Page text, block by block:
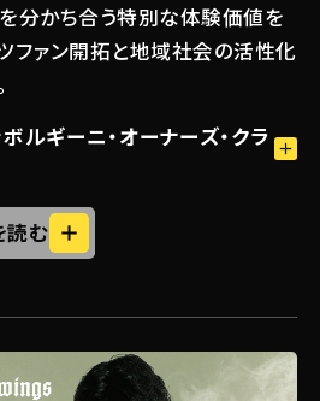
分かち合う特別な体験価値を
ファン開拓と地域社会の活性化
ルギーニ・オーナーズ・クラ
読む
告】SUPER GT 2026 Round2
スポンサーレポート